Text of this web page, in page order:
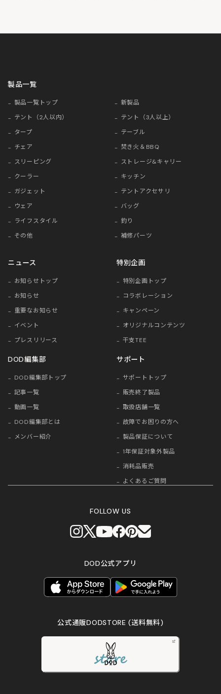
製品一覧
製品一覧トップ
新製品
テント（2人以内）
テント（3人以上）
タープ
テーブル
チェア
焚き火＆BBQ
スリーピング
ストレージ&キャリー
クーラー
キッチン
ガジェット
テントアクセサリ
ウェア
バッグ
ライフスタイル
釣り
その他
補修パーツ
ニュース
お知らせトップ
お知らせ
重要なお知らせ
イベント
プレスリリース
特別企画
特別企画トップ
コラボレーション
キャンペーン
オリジナルコンテンツ
干支TEE
DOD編集部
DOD編集部トップ
記事一覧
動画一覧
DOD編集部とは
メンバー紹介
サポート
サポートトップ
販売終了製品
取扱店舗一覧
故障でお困りの方へ
製品保証について
1年保証対象外製品
消耗品販売
よくあるご質問
FOLLOW US
DOD公式アプリ
公式通販DODSTORE(送料無料)